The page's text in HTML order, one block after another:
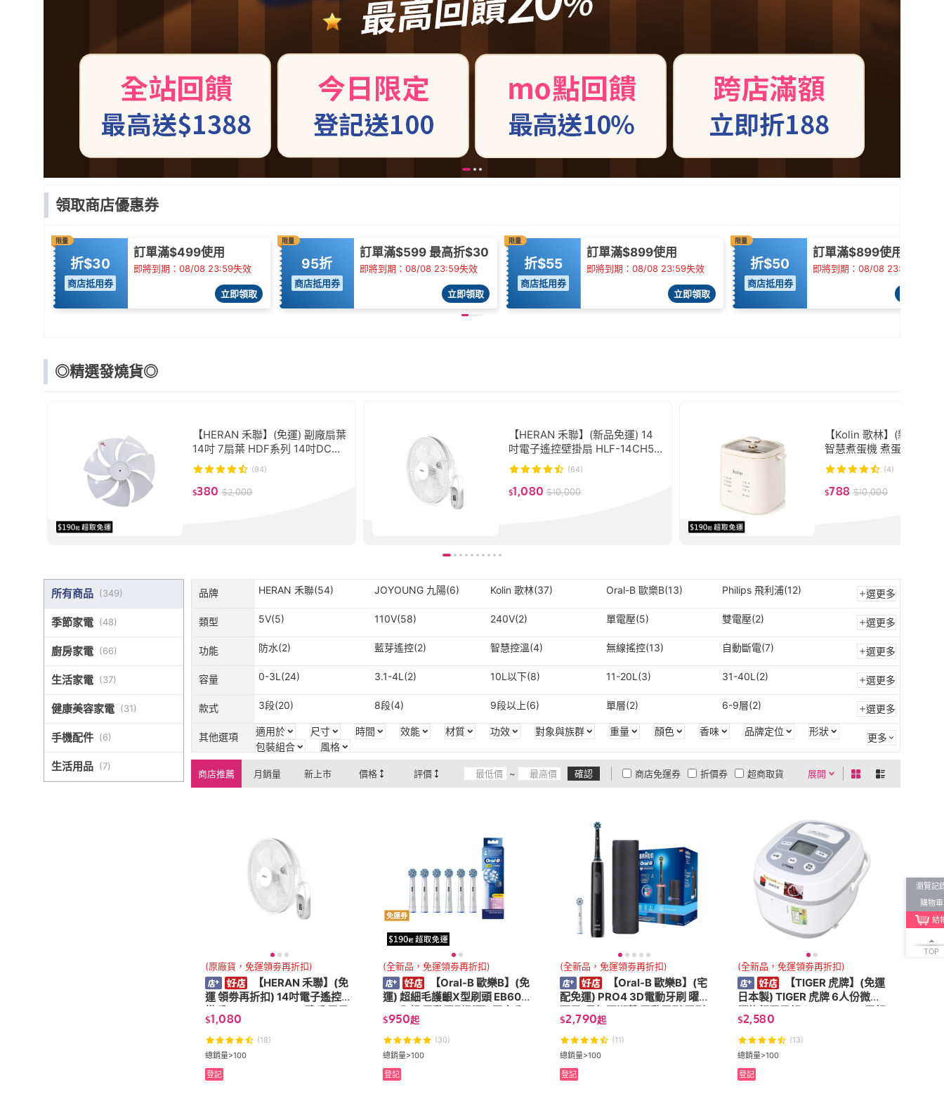
領取商店優惠券
限量
折$30
商店抵用券
訂單滿$499使用
即將到期：08/08 23:59失效
立即領取
限量
95折
商店抵用券
訂單滿$599 最高折$30
即將到期：08/08 23:59失效
立即領取
限量
折$55
商店抵用券
訂單滿$899使用
即將到期：08/08 23:59失效
立即領取
限量
折$50
商店抵用券
訂單滿$899使用
即將到期：08/08 23:59失效
◎精選發燒貨◎
【HERAN 禾聯】(免運) 副廠扇葉
14吋 7扇葉 HDF系列 14吋DC直
流變頻扇葉 DC扇葉 風扇葉片 風
扇扇葉
(94)
$380 $2,000
【HERAN 禾聯】(新品免運) 14
吋電子遙控壁掛扇 HLF-14CH52
A 壁扇 電風扇 循環扇 壁掛風扇 A
C壁扇
(64)
$1,080 $10,000
【Kolin 歌林】(新品免運
智慧煮蛋機 煮蛋器
2) 蒸蛋機 蒸蛋器 温泉蛋
(4)
$788 $10,000
所有商品 (349)
季節家電 (48)
廚房家電 (66)
生活家電 (37)
健康美容家電 (31)
手機配件 (6)
生活用品 (7)
品牌 HERAN 禾聯(54) JOYOUNG 九陽(6) Kolin 歌林(37) Oral-B 歐樂B(13) Philips 飛利浦(12) 選更多
類型 5V(5) 110V(58) 240V(2) 單電壓(5) 雙電壓(2) 選更多
功能 防水(2) 藍芽遙控(2) 智慧控溫(4) 無線搖控(13) 自動斷電(7) 選更多
容量 0-3L(24) 3.1-4L(2) 10L以下(8) 11-20L(3) 31-40L(2) 選更多
款式 3段(20) 8段(4) 9段以上(6) 單層(2) 6-9層(2) 選更多
其他選項 適用於 尺寸 時間 效能 材質 功效 對象與族群 重量 顏色 香味 品牌定位
形狀
包裝組合
風格
更多
商店推薦 月銷量 新上市 價格 評價 ~ 確認 展開
折價券
有影片
商品有量
超商取貨
商店免運券
0利率
(原廠貨，免運領劵再折扣)
【HERAN 禾聯】(免
運 領劵再折扣) 14吋電子遙控壁
掛扇 HLF-14CH52A 壁扇 電風
扇 循環扇 壁掛風扇 AC壁扇
$1,080
(18)
總銷量>100
登記
免運券
(全新品，免運領劵再折扣)
【Oral-B 歐樂B】(免
運) 超細毛護齦X型刷頭 EB60-
6 6入組 電動牙刷刷頭 (原廠公
司貨) 電動牙刷 牙刷
$950起
(30)
總銷量>100
登記
(全新品，免運領劵再折扣)
【Oral-B 歐樂B】(宅
配免運) PRO4 3D電動牙刷 曜
石黑/貝加爾湖藍 電動牙刷 牙刷
(原廠公司貨)
$2,790起
(11)
總銷量>100
登記
(全新品，免運領劵再折扣)
【TIGER 虎牌】(免運
日本製) TIGER 虎牌 6人份微電
腦炊飯電子鍋 (JBX-B10R) 電鍋
飯鍋 六人份電子鍋
$2,580
(13)
總銷量>100
登記
瀏覽記
購物車
結
TOP